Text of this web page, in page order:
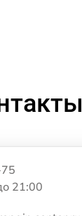
21:00